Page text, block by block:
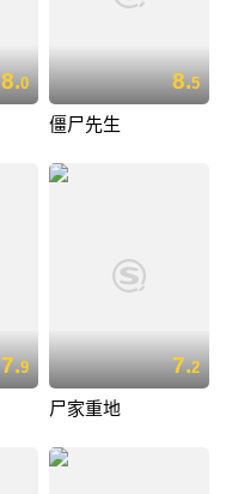
8.0 8.5
僵尸先生
7.9 7.2
尸家重地